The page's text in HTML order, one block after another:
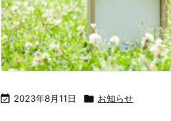
 2023年8月11日  お知らせ